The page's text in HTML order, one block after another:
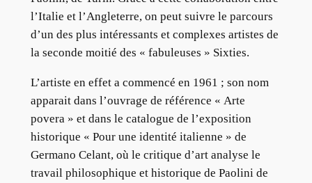
l’Italie et l’Angleterre, on peut suivre le parcours
d’un des plus intéressants et complexes artistes de
la seconde moitié des « fabuleuses » Sixties.
L’artiste en effet a commencé en 1961 ; son nom
apparait dans l’ouvrage de référence « Arte
povera » et dans le catalogue de l’exposition
historique « Pour une identité italienne » de
Germano Celant, où le critique d’art analyse le
travail philosophique et historique de Paolini de